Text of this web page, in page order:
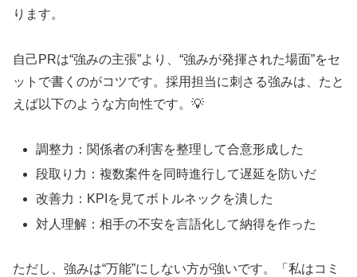
ります。
自己PRは“強みの主張”より、“強みが発揮された場面”をセ
ットで書くのがコツです。採用担当に刺さる強みは、たと
えば以下のような方向性です。💡
調整力：関係者の利害を整理して合意形成した
段取り力：複数案件を同時進行して遅延を防いだ
改善力：KPIを見てボトルネックを潰した
対人理解：相手の不安を言語化して納得を作った
ただし、強みは“万能”にしない方が強いです。「私はコミ